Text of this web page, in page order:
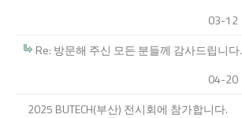
03-12
Re: 방문해 주신 모든 분들께 감사드립니다.
04-20
2025 BUTECH(부산) 전시회에 참가합니다.